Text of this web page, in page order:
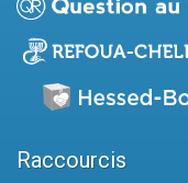
Raccourcis